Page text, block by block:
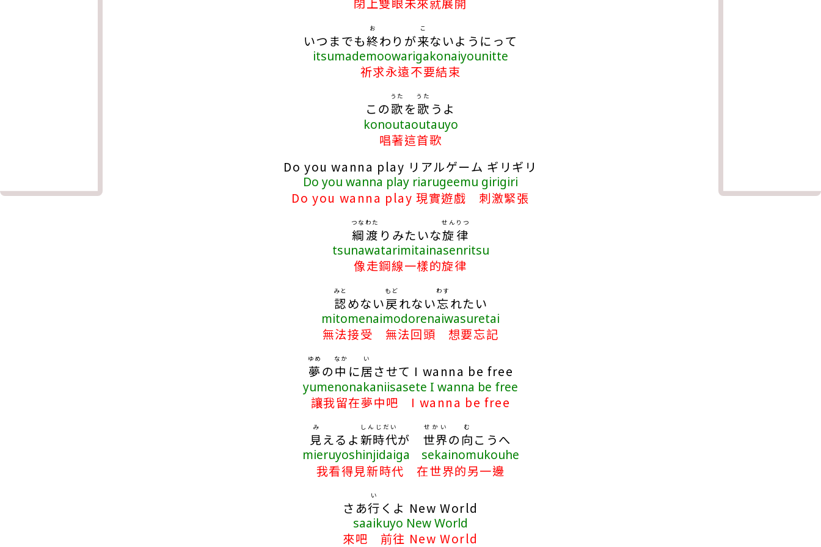
いつまでも終
お
わりが来
こ
ないようにって
itsumademoowarigakonaiyounitte
祈求永遠不要結束
この歌
うた
を歌
うた
うよ
konoutaoutauyo
唱著這首歌
Do you wanna play リアルゲーム ギリギリ
Do you wanna play riarugeemu girigiri
Do you wanna play 現實遊戲 刺激緊張
綱
つな
渡
わた
りみたいな旋律
せんりつ
tsunawatarimitainasenritsu
像走鋼線一樣的旋律
認
みと
めない戻
もど
れない忘
わす
れたい
mitomenaimodorenaiwasuretai
無法接受 無法回頭 想要忘記
夢
ゆめ
の中
なか
に居
い
させて I wanna be free
yumenonakaniisasete I wanna be free
讓我留在夢中吧 I wanna be free
見
み
えるよ新時代
しんじだい
が 世界
せかい
の向
む
こうへ
mieruyoshinjidaiga sekainomukouhe
我看得見新時代 在世界的另一邊
さあ行
い
くよ New World
saaikuyo New World
來吧 前往 New World